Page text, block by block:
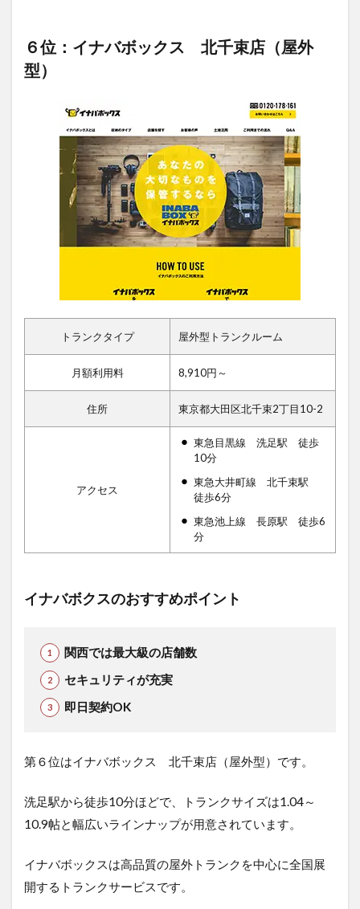
６位：イナバボックス 北千束店（屋外
型）
トランクタイプ 屋外型トランクルーム
月額利用料 8,910円～
住所 東京都大田区北千束2丁目10-2
アクセス
東急目黒線 洗足駅 徒歩
10分
東急大井町線 北千束駅
徒歩6分
東急池上線 長原駅 徒歩6
分
イナバボクスのおすすめポイント
関西では最大級の店舗数
セキュリティが充実
即日契約OK
第６位はイナバボックス 北千束店（屋外型）です。
洗足駅から徒歩10分ほどで、
トランクサイズは1.04～
10.9帖と幅広いラインナップが用意されています。
イナバボックスは高品質の屋外トランクを中心に全国展
開するトランクサービスです。